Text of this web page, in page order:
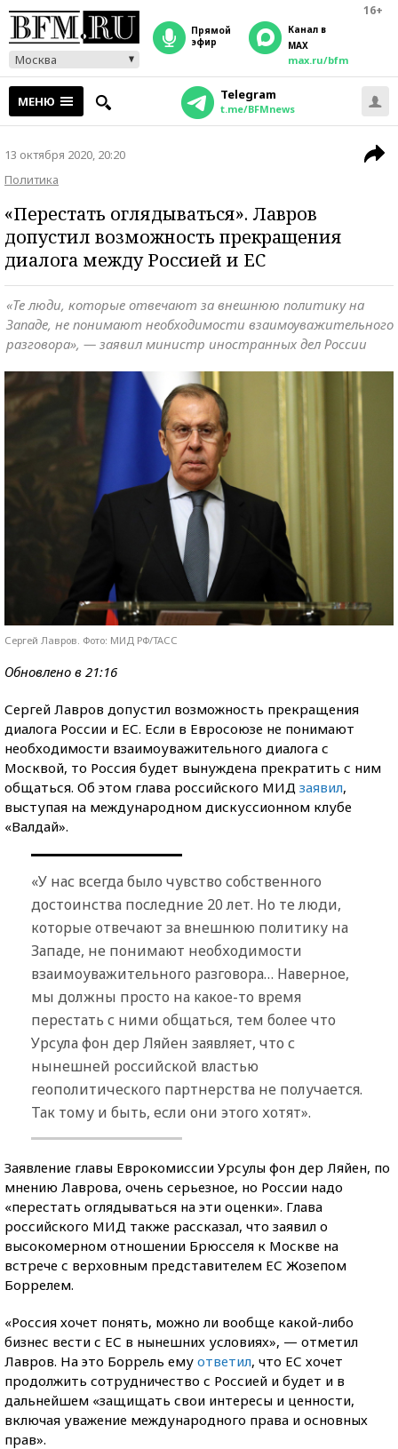
16+
Москва
прямой
эфир
Канал в
MAX
max.ru/bfm
МЕНЮ Telegram
t.me/BFMnews
13 октября 2020, 20:20
Политика
«Перестать оглядываться». Лавров
допустил возможность прекращения
диалога между Россией и ЕС
«Те люди, которые отвечают за внешнюю политику на
Западе, не понимают необходимости взаимоуважительного
разговора», — заявил министр иностранных дел России
Сергей Лавров. Фото: МИД РФ/ТАСС
Обновлено в 21:16
Сергей Лавров допустил возможность прекращения
диалога России и ЕС. Если в Евросоюзе не понимают
необходимости взаимоуважительного диалога с
Москвой, то Россия будет вынуждена прекратить с ним
общаться. Об этом глава российского МИД заявил,
выступая на международном дискуссионном клубе
«Валдай».
«У нас всегда было чувство собственного
достоинства последние 20 лет. Но те люди,
которые отвечают за внешнюю политику на
Западе, не понимают необходимости
взаимоуважительного разговора… Наверное,
мы должны просто на какое-то время
перестать с ними общаться, тем более что
Урсула фон дер Ляйен заявляет, что с
нынешней российской властью
геополитического партнерства не получается.
Так тому и быть, если они этого хотят».
Заявление главы Еврокомиссии Урсулы фон дер Ляйен, по
мнению Лаврова, очень серьезное, но России надо
«перестать оглядываться на эти оценки». Глава
российского МИД также рассказал, что заявил о
высокомерном отношении Брюсселя к Москве на
встрече с верховным представителем ЕС Жозепом
Боррелем.
«Россия хочет понять, можно ли вообще какой-либо
бизнес вести с ЕС в нынешних условиях», — отметил
Лавров. На это Боррель ему ответил, что ЕС хочет
продолжить сотрудничество с Россией и будет и в
дальнейшем «защищать свои интересы и ценности,
включая уважение международного права и основных
прав».